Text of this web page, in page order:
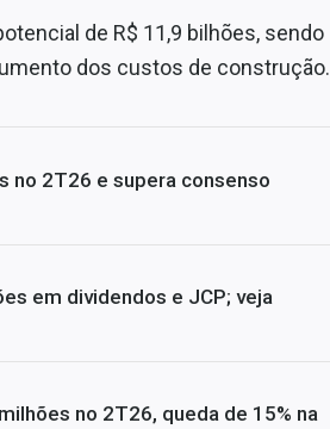
de R$ 11,9 bilhões, sendo
dos custos de construção.
no 2T26 e supera consenso
em dividendos e JCP; veja
no 2T26, queda de 15% na